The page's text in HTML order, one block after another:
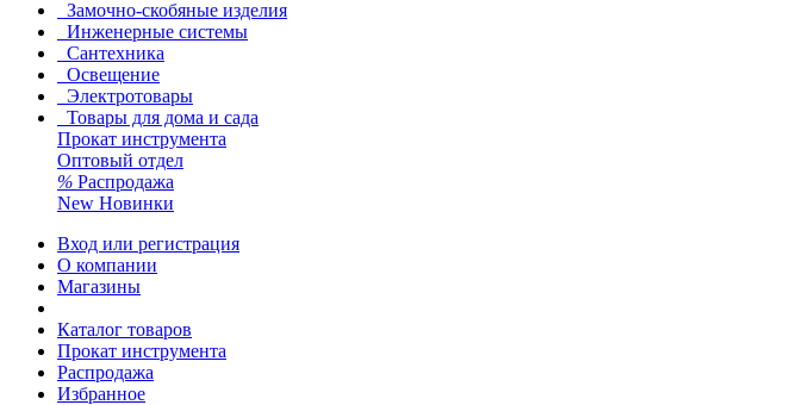
Замочно-скобяные изделия
Инженерные системы
Сантехника
Освещение
Электротовары
Товары для дома и сада
Прокат инструмента
Оптовый отдел
% Распродажа
New Новинки
Вход или регистрация
О компании
Магазины
Каталог товаров
Прокат инструмента
Распродажа
Избранное